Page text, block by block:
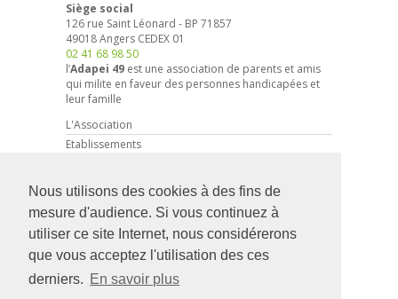
Nous utilisons des cookies à des fins de
mesure d'audience. Si vous continuez à
utiliser ce site Internet, nous considérerons
que vous acceptez l'utilisation des ces
derniers. En savoir plus
Siège social
126 rue Saint Léonard - BP 71857
49018Angers CEDEX 01
02 41 68 98 50
l’Adapei 49 est une association de parents et amis
qui milite en faveur des personnes handicapées et
leur famille
L'Association
Etablissements
Actions associatives
Actualités
Faire un don
Devenir Adhérent
Recrutement